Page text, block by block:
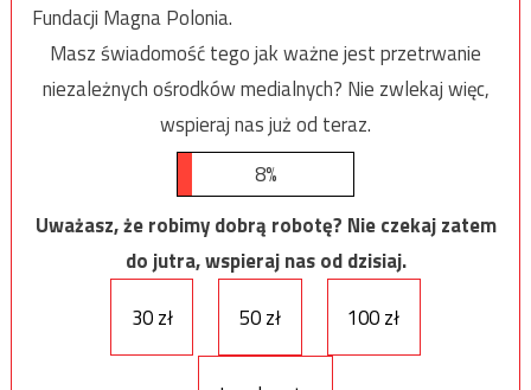
Fundacji Magna Polonia.
Masz świadomość tego jak ważne jest przetrwanie
niezależnych ośrodków medialnych? Nie zwlekaj więc,
wspieraj nas już od teraz.
8%
Uważasz, że robimy dobrą robotę? Nie czekaj zatem
do jutra, wspieraj nas od dzisiaj.
30 zł
50 zł 100 zł